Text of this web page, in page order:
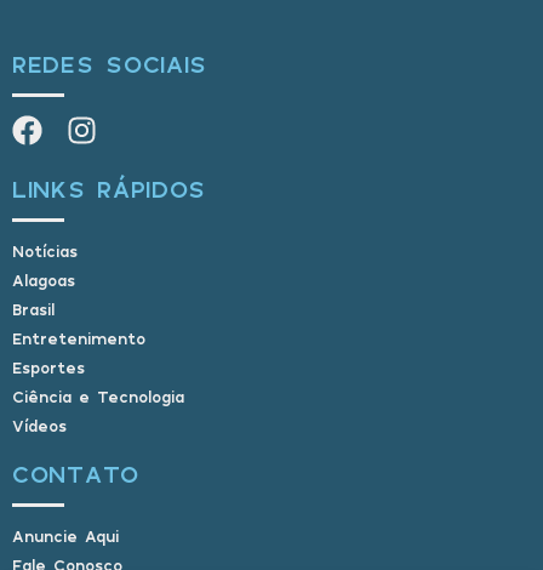
REDES SOCIAIS
LINKS RÁPIDOS
Notícias
Alagoas
Brasil
Entretenimento
Esportes
Ciência e Tecnologia
Vídeos
CONTATO
Anuncie Aqui
Fale Conosco